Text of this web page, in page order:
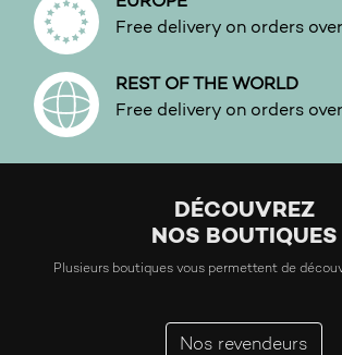
Free delivery on orders
REST OF THE WORLD
Free delivery on orders
DÉCOUVREZ
NOS BOUTIQUES
Plusieurs boutiques vous permettent de
Nos revendeurs